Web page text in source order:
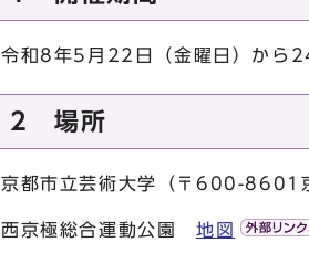
令和8年5月22日（金曜日）から
2 場所
京都市立芸術大学（〒600-
西京極総合運動公園地図